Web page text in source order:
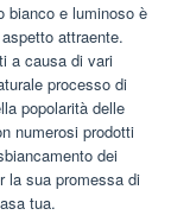
bianco e luminoso è
attraente.
a causa di vari
processo di
popolarità delle
numerosi prodotti
dei
la sua promessa di
tua.